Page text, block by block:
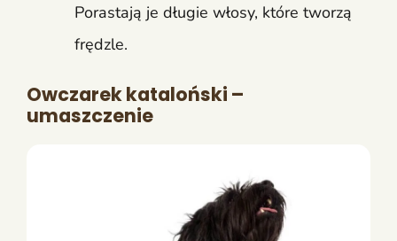
Porastają je długie włosy, które tworzą
frędzle.
Owczarek kataloński –
umaszczenie